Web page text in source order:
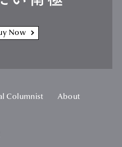
Now
Columnist
About